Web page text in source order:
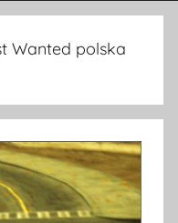
Wanted polska